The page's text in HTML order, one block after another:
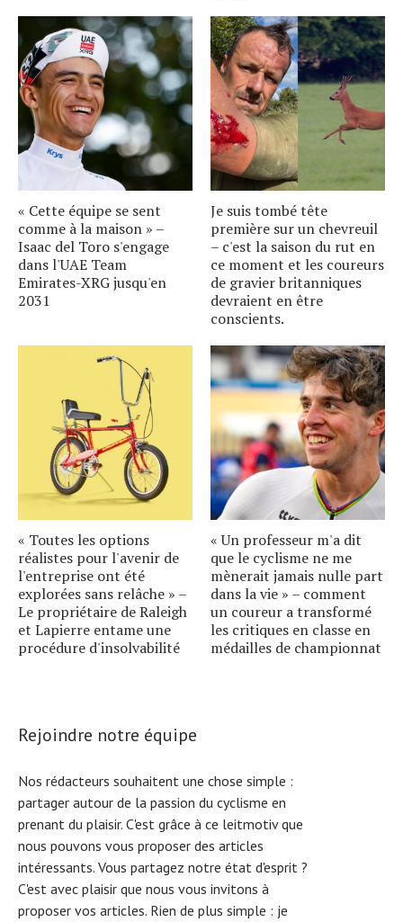
« Cette équipe se sent
comme à la maison » –
Isaac del Toro s'engage
dans l'UAE Team
Emirates-XRG jusqu'en
2031
Je suis tombé tête
première sur un chevreuil
– c'est la saison du rut en
ce moment et les coureurs
de gravier britanniques
devraient en être
conscients.
« Toutes les options
réalistes pour l'avenir de
l'entreprise ont été
explorées sans relâche » –
Le propriétaire de Raleigh
et Lapierre entame une
procédure d'insolvabilité
« Un professeur m'a dit
que le cyclisme ne me
mènerait jamais nulle part
dans la vie » – comment
un coureur a transformé
les critiques en classe en
médailles de championnat
Rejoindre notre équipe
Nos rédacteurs souhaitent une chose simple :
partager autour de la passion du cyclisme en
prenant du plaisir. C'est grâce à ce leitmotiv que
nous pouvons vous proposer des articles
intéressants. Vous partagez notre état d'esprit ?
C'est avec plaisir que nous vous invitons à
proposer vos articles. Rien de plus simple : je